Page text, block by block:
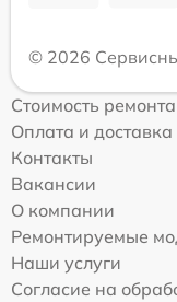
© 2026
Стоимость ремонта
Оплата и доставка
Контакты
Вакансии
О компании
Ремонтируемые
Наши услуги
Согласие на